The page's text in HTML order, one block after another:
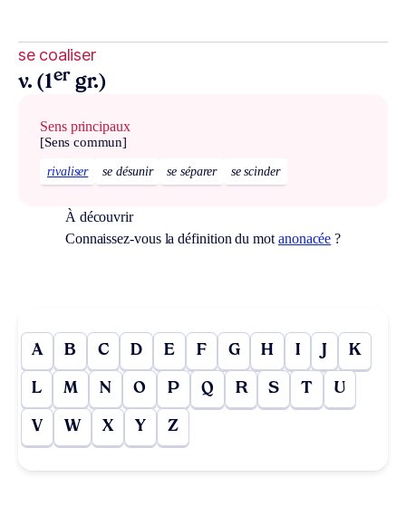
se coaliser
v. (1er gr.)
Sens principaux
[Sens commun]
rivaliser se désunir se séparer se scinder
À découvrir
Connaissez-vous la définition du mot anonacée ?
A B C D E F G H I J K
L M N O P Q R S T U
V W X Y Z